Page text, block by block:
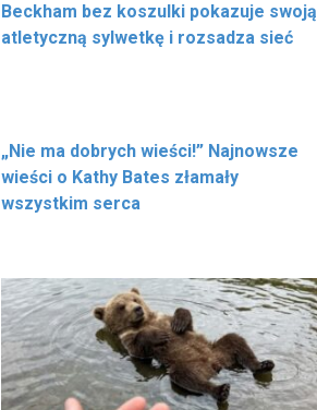
Beckham bez koszulki pokazuje swoją
atletyczną sylwetkę i rozsadza sieć
„Nie ma dobrych wieści!” Najnowsze
wieści o Kathy Bates złamały
wszystkim serca